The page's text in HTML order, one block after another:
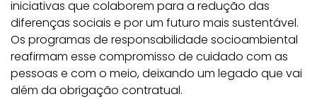
iniciativas que colaborem para a redução das
diferenças sociais e por um futuro mais sustentável.
Os programas de responsabilidade socioambiental
reafirmam esse compromisso de cuidado com as
pessoas e com o meio, deixando um legado que vai
além da obrigação contratual.